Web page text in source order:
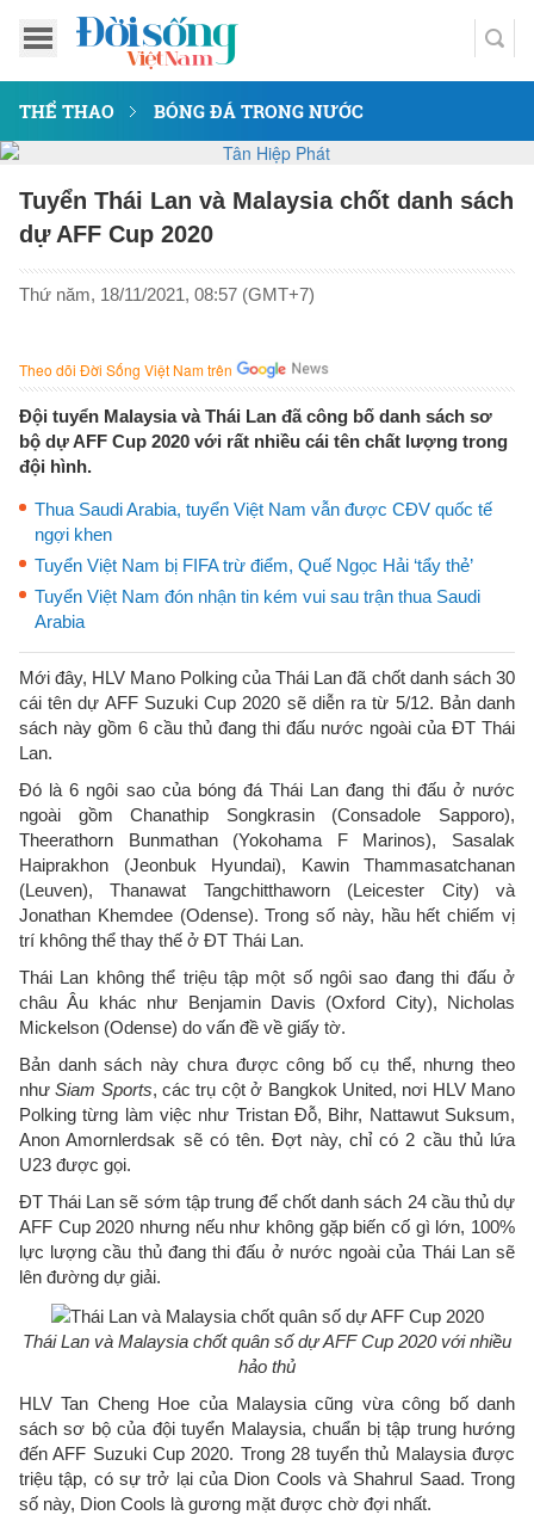
THỂ THAO BÓNG ĐÁ TRONG NƯỚC
Tuyển Thái Lan và Malaysia chốt danh sách
dự AFF Cup 2020
Thứ năm, 18/11/2021, 08:57 (GMT+7)
Theo dõi Đời Sống Việt Nam trên
Đội tuyển Malaysia và Thái Lan đã công bố danh sách sơ
bộ dự AFF Cup 2020 với rất nhiều cái tên chất lượng trong
đội hình.
Thua Saudi Arabia, tuyển Việt Nam vẫn được CĐV quốc tế
ngợi khen
Tuyển Việt Nam bị FIFA trừ điểm, Quế Ngọc Hải ‘tẩy thẻ’
Tuyển Việt Nam đón nhận tin kém vui sau trận thua Saudi
Arabia
Mới đây, HLV Mano Polking của Thái Lan đã chốt danh sách 30
cái tên dự AFF Suzuki Cup 2020 sẽ diễn ra từ 5/12. Bản danh
sách này gồm 6 cầu thủ đang thi đấu nước ngoài của ĐT Thái
Lan.
Đó là 6 ngôi sao của bóng đá Thái Lan đang thi đấu ở nước
ngoài gồm Chanathip Songkrasin (Consadole Sapporo),
Theerathorn Bunmathan (Yokohama F Marinos), Sasalak
Haiprakhon (Jeonbuk Hyundai), Kawin Thammasatchanan
(Leuven), Thanawat Tangchitthaworn (Leicester City) và
Jonathan Khemdee (Odense). Trong số này, hầu hết chiếm vị
trí không thể thay thế ở ĐT Thái Lan.
Thái Lan không thể triệu tập một số ngôi sao đang thi đấu ở
châu Âu khác như Benjamin Davis (Oxford City), Nicholas
Mickelson (Odense) do vấn đề về giấy tờ.
Bản danh sách này chưa được công bố cụ thể, nhưng theo
nhưSiam Sports, các trụ cột ở Bangkok United, nơi HLV Mano
Polking từng làm việc như Tristan Đỗ, Bihr, Nattawut Suksum,
Anon Amornlerdsak sẽ có tên. Đợt này, chỉ có 2 cầu thủ lứa
U23 được gọi.
ĐT Thái Lan sẽ sớm tập trung để chốt danh sách 24 cầu thủ dự
AFF Cup 2020 nhưng nếu như không gặp biến cố gì lớn, 100%
lực lượng cầu thủ đang thi đấu ở nước ngoài của Thái Lan sẽ
lên đường dự giải.
Thái Lan và Malaysia chốt quân số dự AFF Cup 2020 với nhiều
hảo thủ
HLV Tan Cheng Hoe của Malaysia cũng vừa công bố danh
sách sơ bộ của đội tuyển Malaysia, chuẩn bị tập trung hướng
đến AFF Suzuki Cup 2020. Trong 28 tuyển thủ Malaysia được
triệu tập, có sự trở lại của Dion Cools và Shahrul Saad. Trong
số này, Dion Cools là gương mặt được chờ đợi nhất.